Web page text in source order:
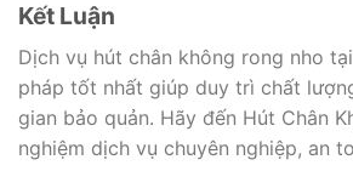
Kết Luận
Dịch vụ hút chân không rong nho
pháp tốt nhất giúp duy trì chất
gian bảo quản. Hãy đến Hút Chân
nghiệm dịch vụ chuyên nghiệp, an